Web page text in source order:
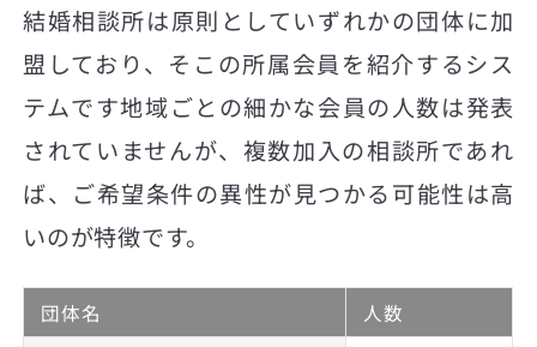
結婚相談所は原則としていずれかの団体に加
盟しており、そこの所属会員を紹介するシス
テムです地域ごとの細かな会員の人数は発表
されていませんが、複数加入の相談所であれ
ば、ご希望条件の異性が見つかる可能性は高
いのが特徴です。
団体名
人数